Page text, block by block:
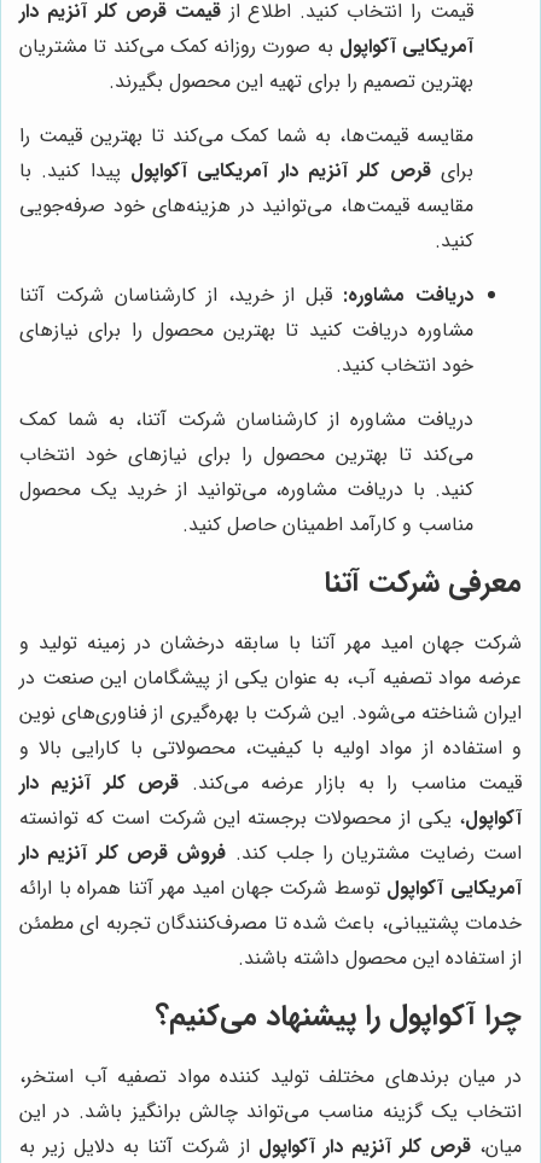
قیمت را انتخاب کنید. اطلاع ازقیمت قرص کلر آنزیم دار
آمریکایی آکواپول به صورت روزانه کمک می‌کند تا مشتریان
بهترین تصمیم را برای تهیه این محصول بگیرند.
مقایسه قیمت‌ها، به شما کمک می‌کند تا بهترین قیمت را
برایقرص کلر آنزیم دار آمریکایی آکواپول پیدا کنید. با
مقایسه قیمت‌ها، می‌توانید در هزینه‌های خود صرفه‌جویی
کنید.
دریافت مشاوره: قبل از خرید، از کارشناسان شرکت آتنا
مشاوره دریافت کنید تا بهترین محصول را برای نیازهای
خود انتخاب کنید.
دریافت مشاوره از کارشناسان شرکت آتنا، به شما کمک
می‌کند تا بهترین محصول را برای نیازهای خود انتخاب
کنید. با دریافت مشاوره، می‌توانید از خرید یک محصول
مناسب و کارآمد اطمینان حاصل کنید.
معرفی شرکت آتنا
شرکت جهان امید مهر آتنا با سابقه درخشان در زمینه تولید و
عرضه مواد تصفیه آب، به عنوان یکی از پیشگامان این صنعت در
ایران شناخته می‌شود. این شرکت با بهره‌گیری از فناوری‌های نوین
و استفاده از مواد اولیه با کیفیت، محصولاتی با کارایی بالا و
قیمت مناسب را به بازار عرضه می‌کند. قرص کلر آنزیم دار
آکواپول، یکی از محصولات برجسته این شرکت است که توانسته
است رضایت مشتریان را جلب کند. فروش قرص کلر آنزیم دار
آمریکایی آکواپول توسط شرکت جهان امید مهر آتنا همراه با ارائه
خدمات پشتیبانی، باعث شده تا مصرف‌کنندگان تجربه ای مطمئن
از استفاده این محصول داشته باشند.
چرا آکواپول را پیشنهاد می‌کنیم؟
در میان برندهای مختلف تولید کننده مواد تصفیه آب استخر،
انتخاب یک گزینه مناسب می‌تواند چالش برانگیز باشد. در این
میان،قرص کلر آنزیم دار آکواپول از شرکت آتنا به دلایل زیر به